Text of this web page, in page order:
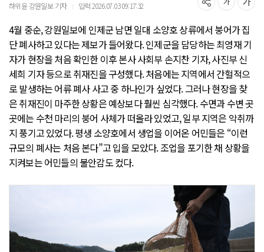
하위윤 강원일보 기자 ｜ 입력 2026.07.03 09:17:32
4월 중순, 강원일보에 인제군 남면 일대 소양호 상류에서 붕어가 집
단 폐사하고 있다는 제보가 들어왔다. 인제군을 담당하는 최영재 기
자가 현장을 처음 확인한 이후 본사 사회부 손지찬 기자, 사진부 신
세희 기자 등으로 취재진을 구성했다. 처음에는 지역에서 간헐적으
로 발생하는 어류 폐사 사고 중 하나인가 싶었다. 그러나 현장을 찾
은 취재진이 마주한 상황은 예상보다 훨씬 심각했다. 수면과 수변 곳
곳에는 수천 마리의 붕어 사체가 떠올라 있었고, 일부 지역은 악취까
지 풍기고 있었다. 평생 소양호에서 생업을 이어온 어민들은 “이런
규모의 폐사는 처음 본다”고 입을 모았다. 조업을 포기한 채 상황을
지켜보는 어민들의 불안감도 컸다.